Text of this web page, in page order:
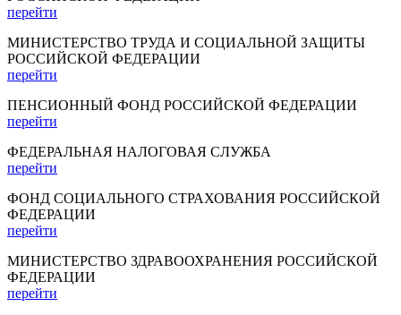
перейти
МИНИСТЕРСТВО ТРУДА И СОЦИАЛЬНОЙ ЗАЩИТЫ
РОССИЙСКОЙ ФЕДЕРАЦИИ
перейти
ПЕНСИОННЫЙ ФОНД РОССИЙСКОЙ ФЕДЕРАЦИИ
перейти
ФЕДЕРАЛЬНАЯ НАЛОГОВАЯ СЛУЖБА
перейти
ФОНД СОЦИАЛЬНОГО СТРАХОВАНИЯ РОССИЙСКОЙ
ФЕДЕРАЦИИ
перейти
МИНИСТЕРСТВО ЗДРАВООХРАНЕНИЯ РОССИЙСКОЙ
ФЕДЕРАЦИИ
перейти